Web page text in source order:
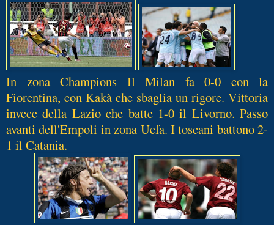
In zona Champions Il Milan fa 0-0 con la
Fiorentina, con Kakà che sbaglia un rigore. Vittoria
invece della Lazio che batte 1-0 il Livorno. Passo
avanti dell'Empoli in zona Uefa. I toscani battono 2-
1 il Catania.